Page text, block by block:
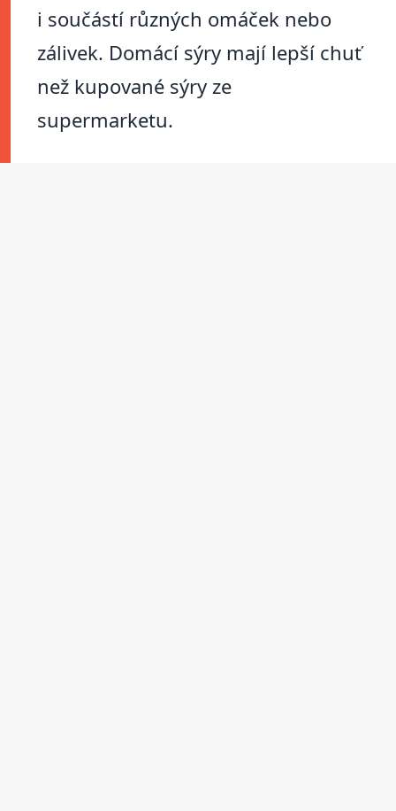
i součástí různých omáček nebo
zálivek. Domácí sýry mají lepší chuť
než kupované sýry ze
supermarketu.